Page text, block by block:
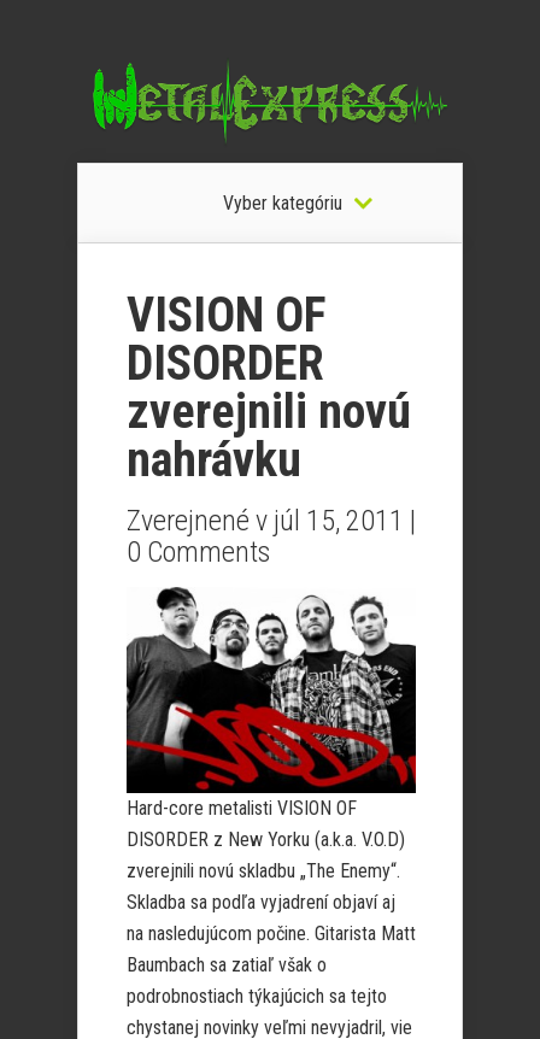
Vyber kategóriu
VISION OF
DISORDER
zverejnili novú
nahrávku
Zverejnené v júl 15, 2011 |
0 Comments
Hard-core metalisti VISION OF
DISORDER z New Yorku (a.k.a. V.O.D)
zverejnili novú skladbu „The Enemy“.
Skladba sa podľa vyjadrení objaví aj
na nasledujúcom počine. Gitarista Matt
Baumbach sa zatiaľ však o
podrobnostiach týkajúcich sa tejto
chystanej novinky veľmi nevyjadril, vie